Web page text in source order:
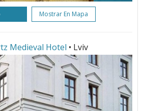
Mostrar En Mapa
Medieval Hotel • Lviv